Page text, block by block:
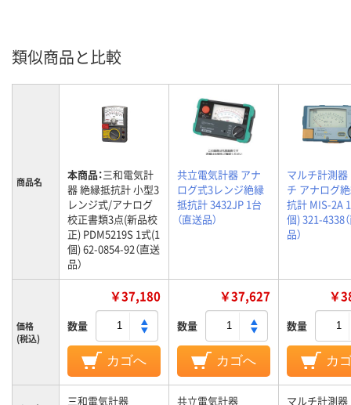
類似商品と比較
商品名 本商品：三和電気計
器 絶縁抵抗計 小型3
レンジ式/アナログ
校正書類3点(新品校
正) PDM5219S 1式(1
個) 62-0854-92（直送
品）
共立電気計器 アナ
ログ式3レンジ絶縁
抵抗計 3432JP 1台
（直送品）
マルチ計測器
チ アナログ
抗計 MIS-2A
個) 321-4338
品）
価格
(税込)
￥37,180
数量
カゴへ
￥37,627
数量
カゴへ
￥
数量
カ
三和電気計器 共立電気計器 マルチ計測器